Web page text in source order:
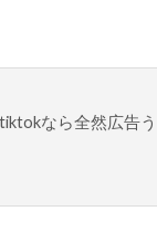
なら全然広告